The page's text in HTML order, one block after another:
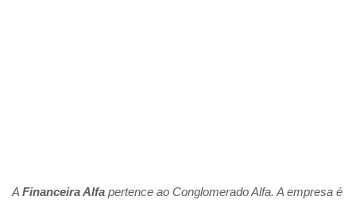
A Financeira Alfa pertence ao Conglomerado Alfa. A empresa é